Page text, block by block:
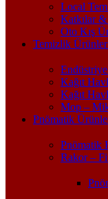
Local
Katkılar
Oto Kış
Temizlik
Kağıt
Kağıt
Mop –
Pnömatik
Pnömatik
Rakor –